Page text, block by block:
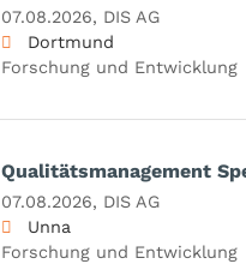
07.08.2026, DIS AG
Dortmund
Forschung und Entwicklung
Qualitätsmanagement
07.08.2026, DIS AG
Unna
Forschung und Entwicklung